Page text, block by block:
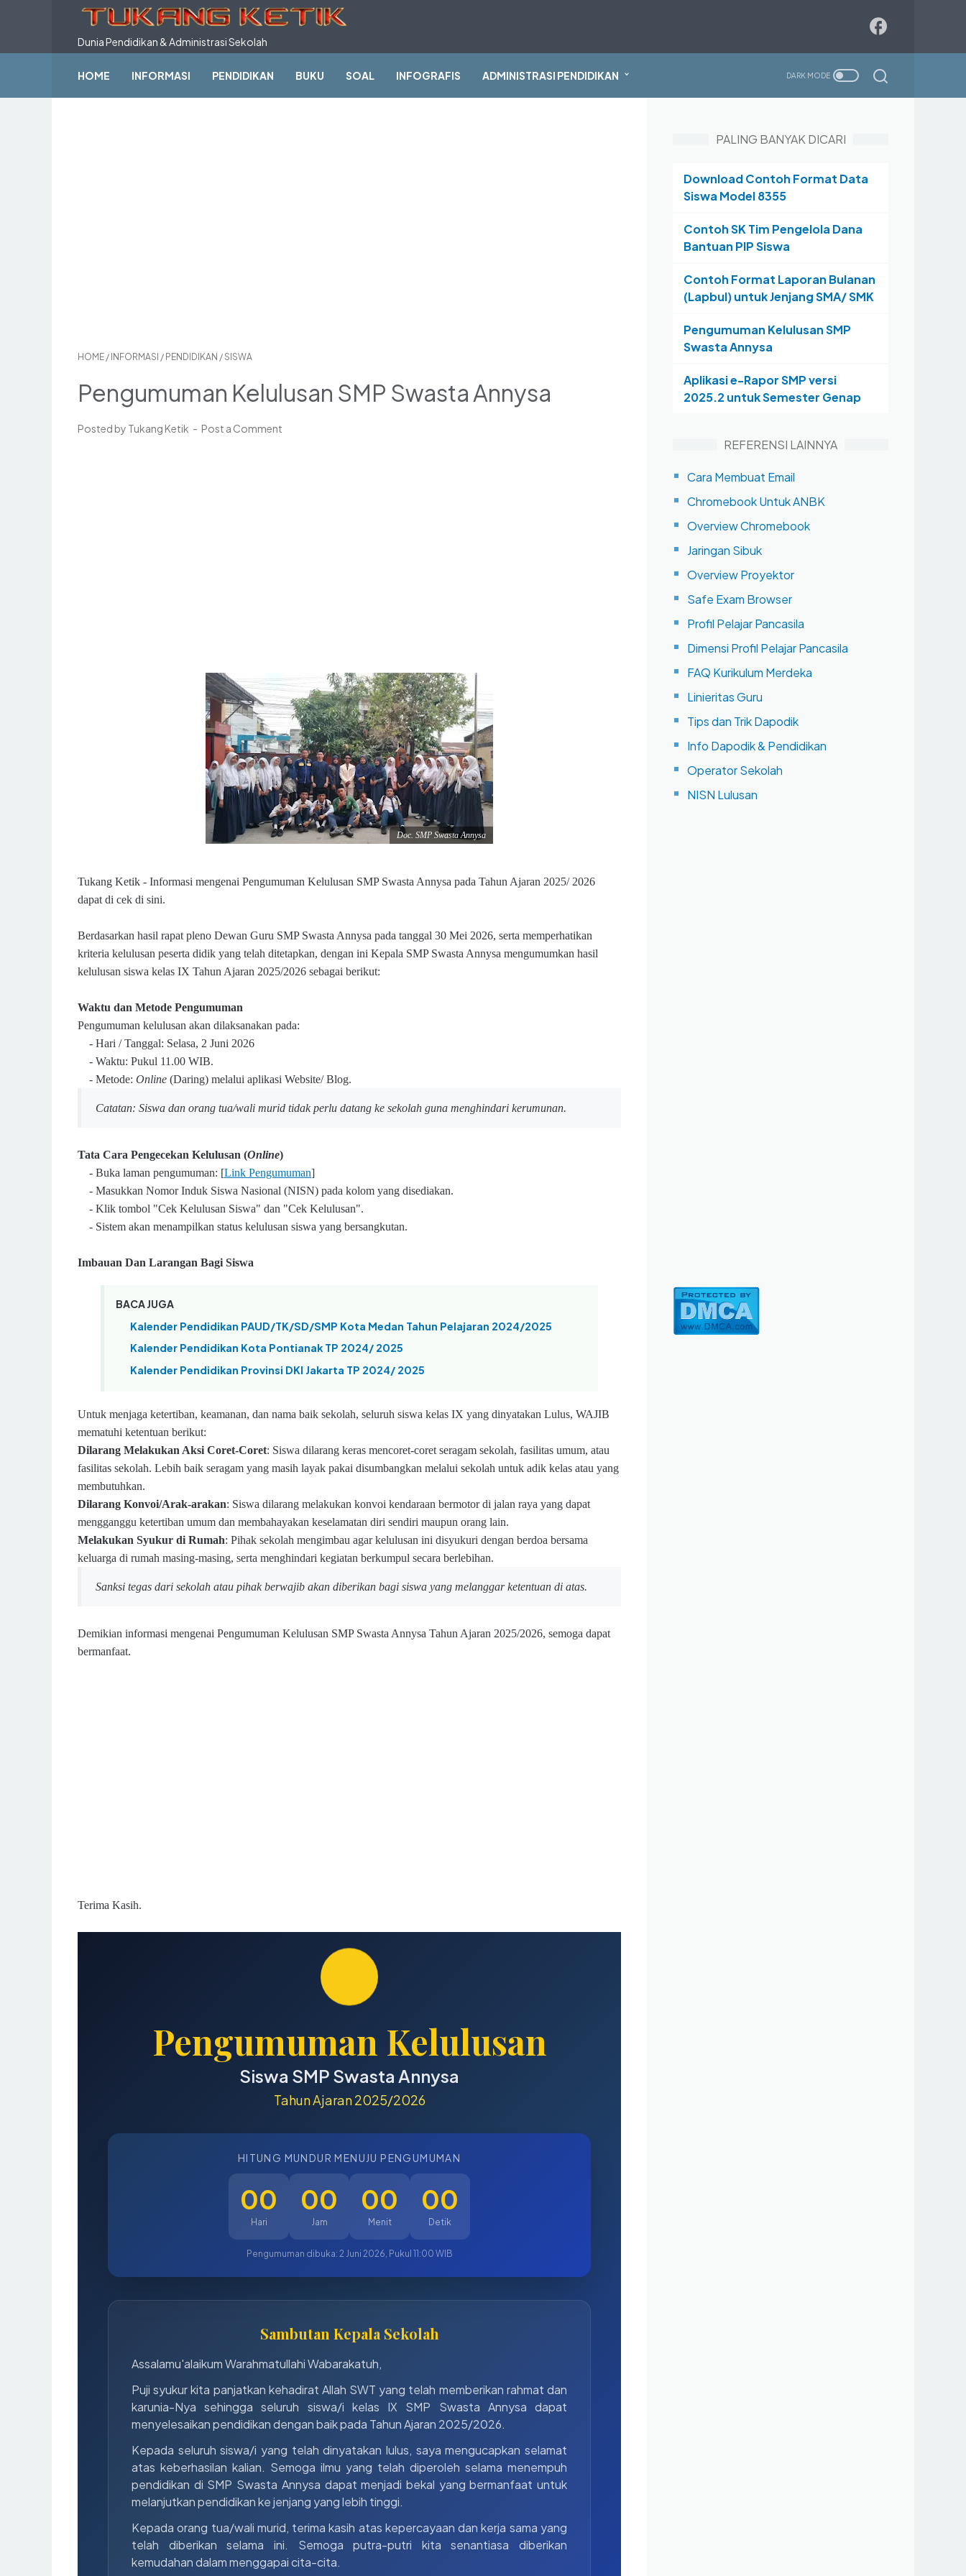
Dunia Pendidikan & Administrasi Sekolah
HOME INFORMASI PENDIDIKAN BUKU SOAL INFOGRAFIS ADMINISTRASI PENDIDIKAN
HOME / INFORMASI / PENDIDIKAN / SISWA
Pengumuman Kelulusan SMP Swasta Annysa
Posted by Tukang Ketik Post a Comment
Doc. SMP Swasta Annysa
Tukang Ketik - Informasi mengenai Pengumuman Kelulusan SMP Swasta Annysa pada Tahun Ajaran 2025/ 2026
dapat di cek di sini.
Berdasarkan hasil rapat pleno Dewan Guru SMP Swasta Annysa pada tanggal 30 Mei 2026, serta memperhatikan
kriteria kelulusan peserta didik yang telah ditetapkan, dengan ini Kepala SMP Swasta Annysa mengumumkan hasil
kelulusan siswa kelas IX Tahun Ajaran 2025/2026 sebagai berikut:
Waktu dan Metode Pengumuman
Pengumuman kelulusan akan dilaksanakan pada:
- Hari / Tanggal: Selasa, 2 Juni 2026
- Waktu: Pukul 11.00 WIB.
- Metode: Online (Daring) melalui aplikasi Website/ Blog.
Catatan: Siswa dan orang tua/wali murid tidak perlu datang ke sekolah guna menghindari kerumunan.
Tata Cara Pengecekan Kelulusan (Online)
- Buka laman pengumuman: [Link Pengumuman]
- Masukkan Nomor Induk Siswa Nasional (NISN) pada kolom yang disediakan.
- Klik tombol "Cek Kelulusan Siswa" dan "Cek Kelulusan".
- Sistem akan menampilkan status kelulusan siswa yang bersangkutan.
Imbauan Dan Larangan Bagi Siswa
BACA JUGA
Kalender Pendidikan PAUD/TK/SD/SMP Kota Medan Tahun Pelajaran 2024/2025
Kalender Pendidikan Kota Pontianak TP 2024/ 2025
Kalender Pendidikan Provinsi DKI Jakarta TP 2024/ 2025
Untuk menjaga ketertiban, keamanan, dan nama baik sekolah, seluruh siswa kelas IX yang dinyatakan Lulus, WAJIB
mematuhi ketentuan berikut:
Dilarang Melakukan Aksi Coret-Coret: Siswa dilarang keras mencoret-coret seragam sekolah, fasilitas umum, atau
fasilitas sekolah. Lebih baik seragam yang masih layak pakai disumbangkan melalui sekolah untuk adik kelas atau yang
membutuhkan.
Dilarang Konvoi/Arak-arakan: Siswa dilarang melakukan konvoi kendaraan bermotor di jalan raya yang dapat
mengganggu ketertiban umum dan membahayakan keselamatan diri sendiri maupun orang lain.
Melakukan Syukur di Rumah: Pihak sekolah mengimbau agar kelulusan ini disyukuri dengan berdoa bersama
keluarga di rumah masing-masing, serta menghindari kegiatan berkumpul secara berlebihan.
Sanksi tegas dari sekolah atau pihak berwajib akan diberikan bagi siswa yang melanggar ketentuan di atas.
Demikian informasi mengenai Pengumuman Kelulusan SMP Swasta Annysa Tahun Ajaran 2025/2026, semoga dapat
bermanfaat.
Terima Kasih.
Pengumuman Kelulusan
Siswa SMP Swasta Annysa
Tahun Ajaran 2025/2026
HITUNG MUNDUR MENUJU PENGUMUMAN
00
Hari
00
Jam
00
Menit
00
Detik
Pengumuman dibuka: 2 Juni 2026, Pukul 11:00 WIB
Sambutan Kepala Sekolah
Assalamu'alaikum Warahmatullahi Wabarakatuh,
Puji syukur kita panjatkan kehadirat Allah SWT yang telah memberikan rahmat dan
karunia-Nya sehingga seluruh siswa/i kelas IX SMP Swasta Annysa dapat
menyelesaikan pendidikan dengan baik pada Tahun Ajaran 2025/2026.
Kepada seluruh siswa/i yang telah dinyatakan lulus, saya mengucapkan selamat
atas keberhasilan kalian. Semoga ilmu yang telah diperoleh selama menempuh
pendidikan di SMP Swasta Annysa dapat menjadi bekal yang bermanfaat untuk
melanjutkan pendidikan ke jenjang yang lebih tinggi.
Kepada orang tua/wali murid, terima kasih atas kepercayaan dan kerja sama yang
telah diberikan selama ini. Semoga putra-putri kita senantiasa diberikan
kemudahan dalam menggapai cita-cita.
PALING BANYAK DICARI
Download Contoh Format Data
Siswa Model 8355
Contoh SK Tim Pengelola Dana
Bantuan PIP Siswa
Contoh Format Laporan Bulanan
(Lapbul) untuk Jenjang SMA/ SMK
Pengumuman Kelulusan SMP
Swasta Annysa
Aplikasi e-Rapor SMP versi
2025.2 untuk Semester Genap
REFERENSI LAINNYA
Cara Membuat Email
Chromebook Untuk ANBK
Overview Chromebook
Jaringan Sibuk
Overview Proyektor
Safe Exam Browser
Profil Pelajar Pancasila
Dimensi Profil Pelajar Pancasila
FAQ Kurikulum Merdeka
Linieritas Guru
Tips dan Trik Dapodik
Info Dapodik & Pendidikan
Operator Sekolah
NISN Lulusan